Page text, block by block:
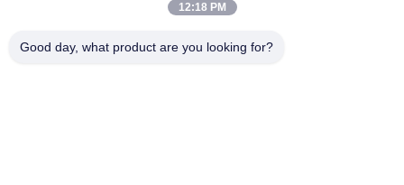
Solenoid Coil
Connector
12:18 PM
Good day, what product are you looking for?